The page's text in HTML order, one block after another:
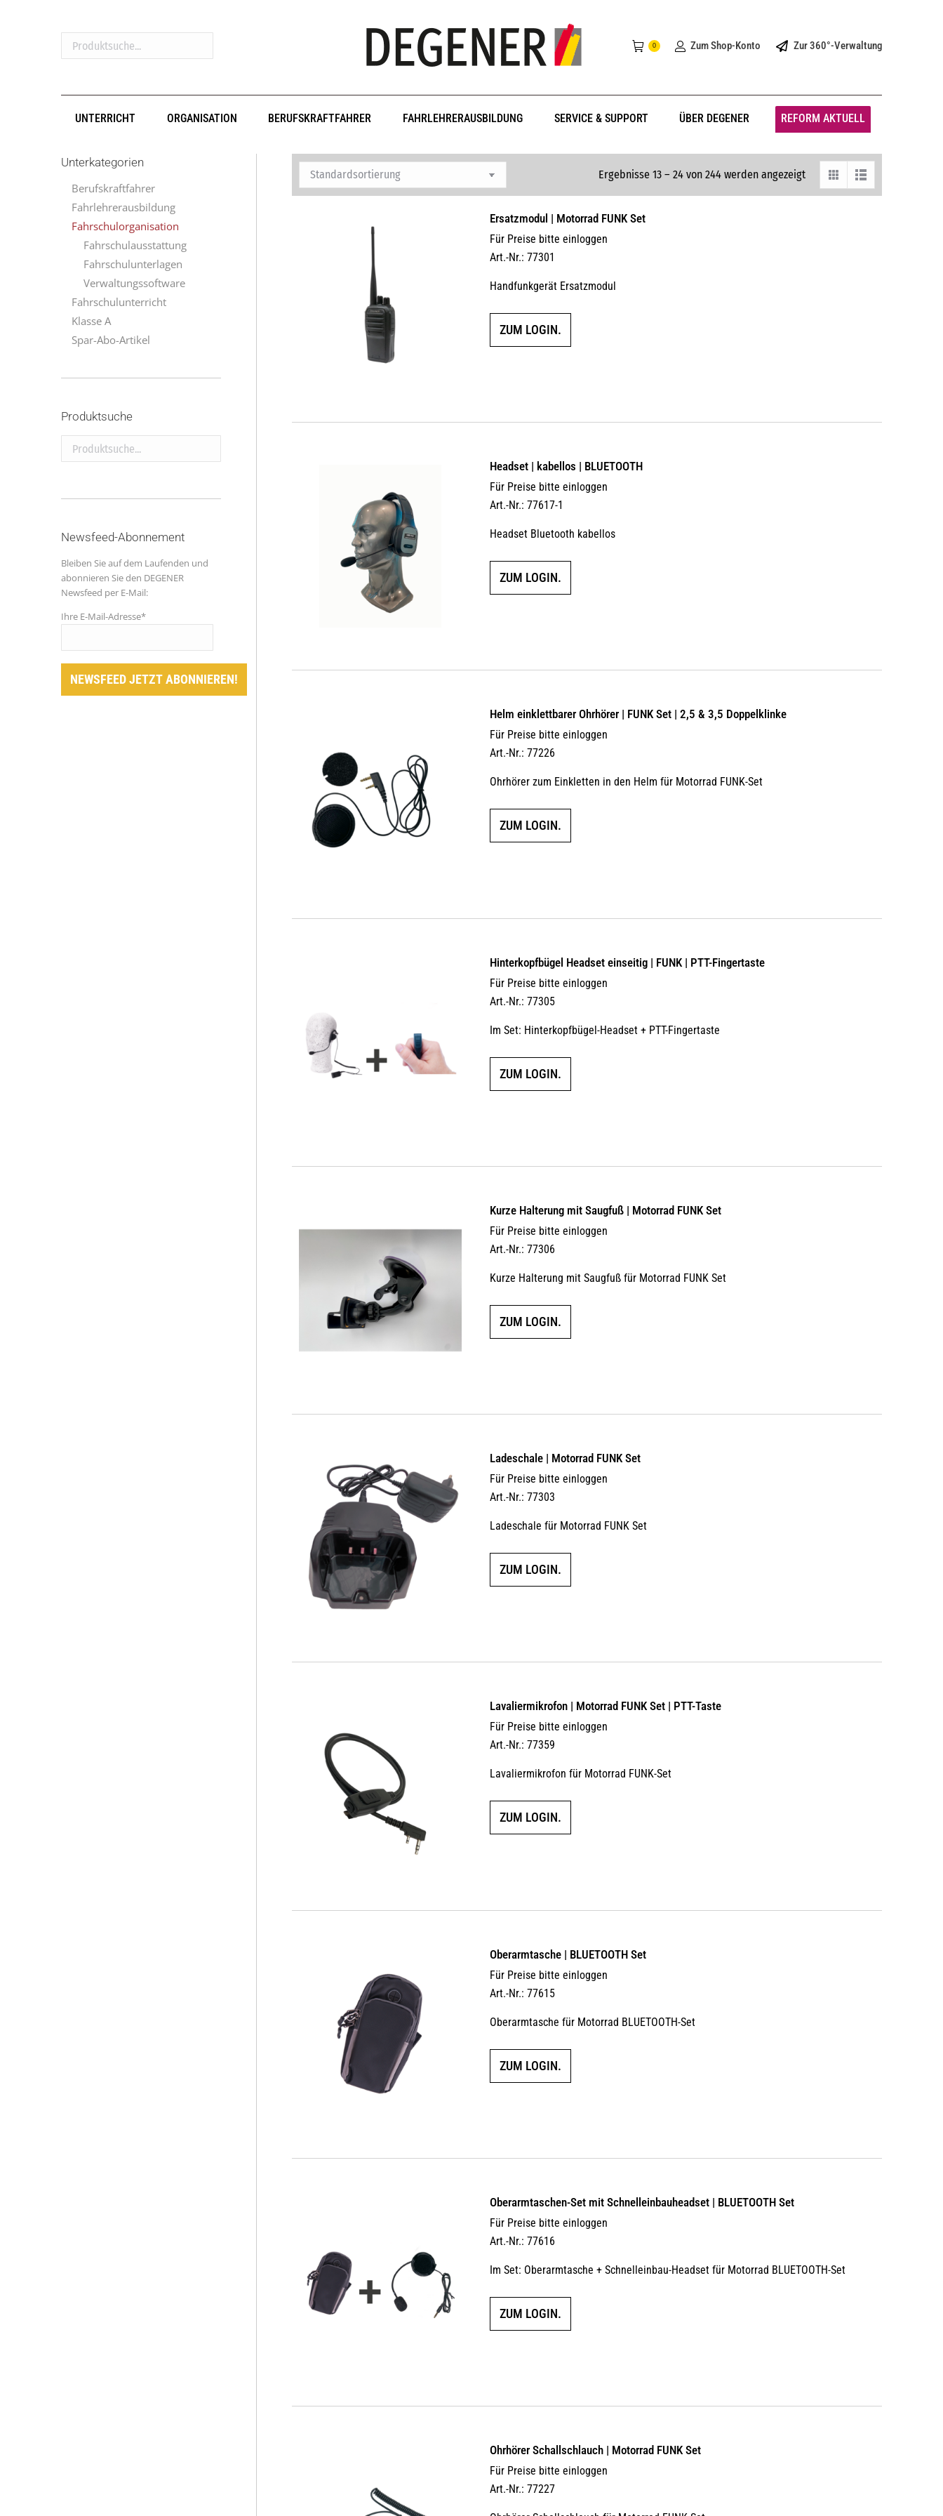
Produktsuche...
0 Zum Shop-Konto Zur 360°-Verwaltung
UNTERRICHT ORGANISATION BERUFSKRAFTFAHRER FAHRLEHRERAUSBILDUNG SERVICE & SUPPORT ÜBER DEGENER REFORM AKTUELL
Ergebnisse 13 – 24 von 244 werden angezeigt
Ersatzmodul | Motorrad FUNK Set
Für Preise bitte einloggen
Art.-Nr.: 77301
Handfunkgerät Ersatzmodul
ZUM LOGIN.
Headset | kabellos | BLUETOOTH
Für Preise bitte einloggen
Art.-Nr.: 77617-1
Headset Bluetooth kabellos
ZUM LOGIN.
Helm einklettbarer Ohrhörer | FUNK Set | 2,5 & 3,5 Doppelklinke
Für Preise bitte einloggen
Art.-Nr.: 77226
Ohrhörer zum Einkletten in den Helm für Motorrad FUNK-Set
ZUM LOGIN.
Hinterkopfbügel Headset einseitig | FUNK | PTT-Fingertaste
Für Preise bitte einloggen
Art.-Nr.: 77305
Im Set: Hinterkopfbügel-Headset + PTT-Fingertaste
ZUM LOGIN.
Kurze Halterung mit Saugfuß | Motorrad FUNK Set
Für Preise bitte einloggen
Art.-Nr.: 77306
Kurze Halterung mit Saugfuß für Motorrad FUNK Set
ZUM LOGIN.
Ladeschale | Motorrad FUNK Set
Für Preise bitte einloggen
Art.-Nr.: 77303
Ladeschale für Motorrad FUNK Set
ZUM LOGIN.
Lavaliermikrofon | Motorrad FUNK Set | PTT-Taste
Für Preise bitte einloggen
Art.-Nr.: 77359
Lavaliermikrofon für Motorrad FUNK-Set
ZUM LOGIN.
Oberarmtasche | BLUETOOTH Set
Für Preise bitte einloggen
Art.-Nr.: 77615
Oberarmtasche für Motorrad BLUETOOTH-Set
ZUM LOGIN.
Oberarmtaschen-Set mit Schnelleinbauheadset | BLUETOOTH Set
Für Preise bitte einloggen
Art.-Nr.: 77616
Im Set: Oberarmtasche + Schnelleinbau-Headset für Motorrad BLUETOOTH-Set
ZUM LOGIN.
Ohrhörer Schallschlauch | Motorrad FUNK Set
Für Preise bitte einloggen
Art.-Nr.: 77227
Unterkategorien
Berufskraftfahrer
Fahrlehrerausbildung
Fahrschulorganisation
Fahrschulausstattung
Fahrschulunterlagen
Verwaltungssoftware
Fahrschulunterricht
Klasse A
Spar-Abo-Artikel
Produktsuche
Produktsuche...
Newsfeed-Abonnement
Bleiben Sie auf dem Laufenden und
abonnieren Sie den DEGENER
Newsfeed per E-Mail:
Ihre E-Mail-Adresse*